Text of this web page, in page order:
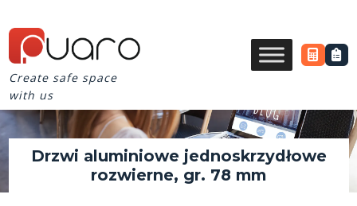
Create safe space
with us
Drzwi aluminiowe jednoskrzydłowe
rozwierne, gr. 78 mm